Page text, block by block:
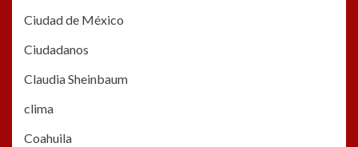
Ciudad de México
Ciudadanos
Claudia Sheinbaum
clima
Coahuila